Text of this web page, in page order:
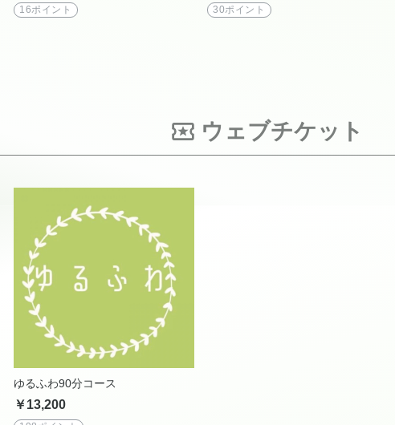
16ポイント 30ポイント
ウェブチケット
ゆるふわ90分コース
￥13,200